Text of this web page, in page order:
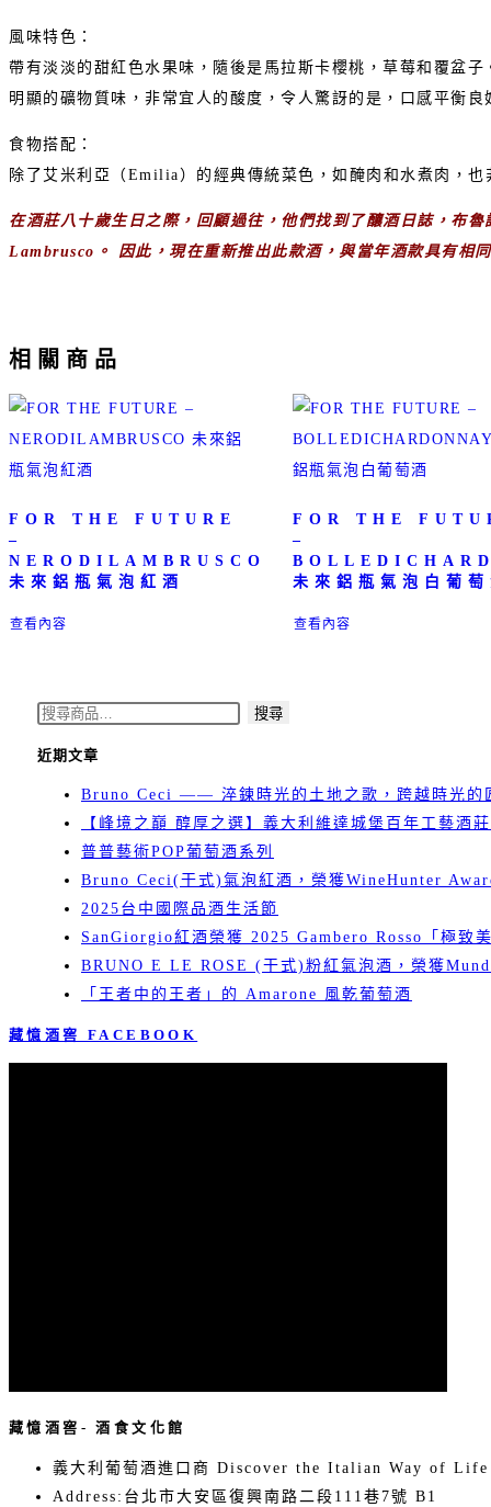
風味特色：
帶有淡淡的甜紅色水果味，隨後是馬拉斯卡櫻桃，草莓和覆盆
明顯的礦物質味，非常宜人的酸度，令人驚訝的是，口感平衡
食物搭配：
除了艾米利亞（Emilia）的經典傳統菜色，如醃肉和水煮肉，
在酒莊八十歲生日之際，回顧過往，他們找到了釀酒日誌，布
Lambrusco。 因此，現在重新推出此款酒，與當年酒款具有相
相關商品
FOR THE FUTURE
–
NERODILAMBRUSCO
未來鋁瓶氣泡紅酒
查看內容
FOR THE
–
未來鋁瓶氣泡白葡
查看內容
搜
搜尋
近期文章
Bruno Ceci —— 淬鍊時光的土地之歌，跨越時光的
【峰境之巔 醇厚之選】義大利維達城堡百年工藝酒
普普藝術POP葡萄酒系列
Bruno Ceci(干式)氣泡紅酒，榮獲WineHunter
2025台中國際品酒生活節
SanGiorgio紅酒榮獲 2025 Gambero Rosso「極致
BRUNO E LE ROSE (干式)粉紅氣泡酒，榮獲
「王者中的王者」的 Amarone 風乾葡萄酒
藏憶酒窖 FACEBOOK
藏憶酒窖- 酒食文化館
義大利葡萄酒進口商 Discover the Italian Way of Life
Address: 台北市大安區復興南路二段111巷7號 B1